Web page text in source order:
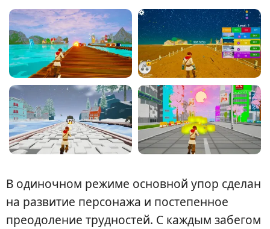
В одиночном режиме основной упор сделан
на развитие персонажа и постепенное
преодоление трудностей. С каждым забегом